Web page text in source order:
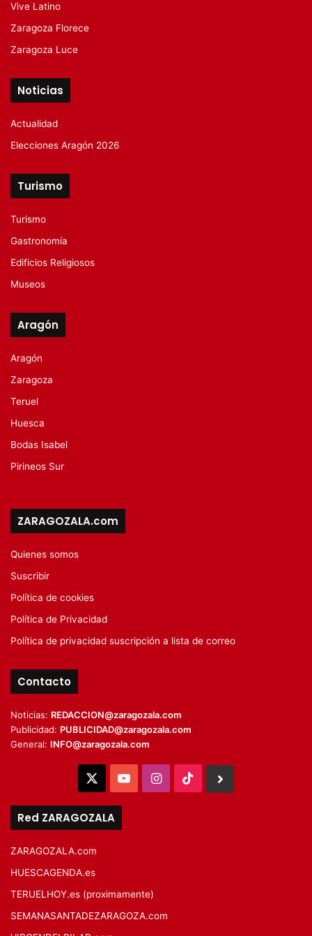
Vive Latino
Zaragoza Florece
Zaragoza Luce
Noticias
Actualidad
Elecciones Aragón 2026
Turismo
Turismo
Gastronomía
Edificios Religiosos
Museos
Aragón
Aragón
Zaragoza
Teruel
Huesca
Bodas Isabel
Pirineos Sur
ZARAGOZALA.com
Quienes somos
Suscribir
Política de cookies
Política de Privacidad
Política de privacidad suscripción a lista de correo
Contacto
Noticias: REDACCION@zaragozala.com
Publicidad: PUBLICIDAD@zaragozala.com
General: INFO@zaragozala.com
YouTubeInstagram
TikTok
Red ZARAGOZALA
ZARAGOZALA.com
HUESCAGENDA.es
TERUELHOY.es (proximamente)
SEMANASANTADEZARAGOZA.com